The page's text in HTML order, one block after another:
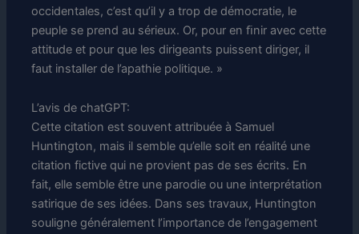
occidentales, c’est qu’il y a trop de démocratie, le
peuple se prend au sérieux. Or, pour en ﬁnir avec cette
attitude et pour que les dirigeants puissent diriger, il
faut installer de l’apathie politique. »
L’avis de chatGPT:
Cette citation est souvent attribuée à Samuel
Huntington, mais il semble qu’elle soit en réalité une
citation fictive qui ne provient pas de ses écrits. En
fait, elle semble être une parodie ou une interprétation
satirique de ses idées. Dans ses travaux, Huntington
souligne généralement l’importance de l’engagement